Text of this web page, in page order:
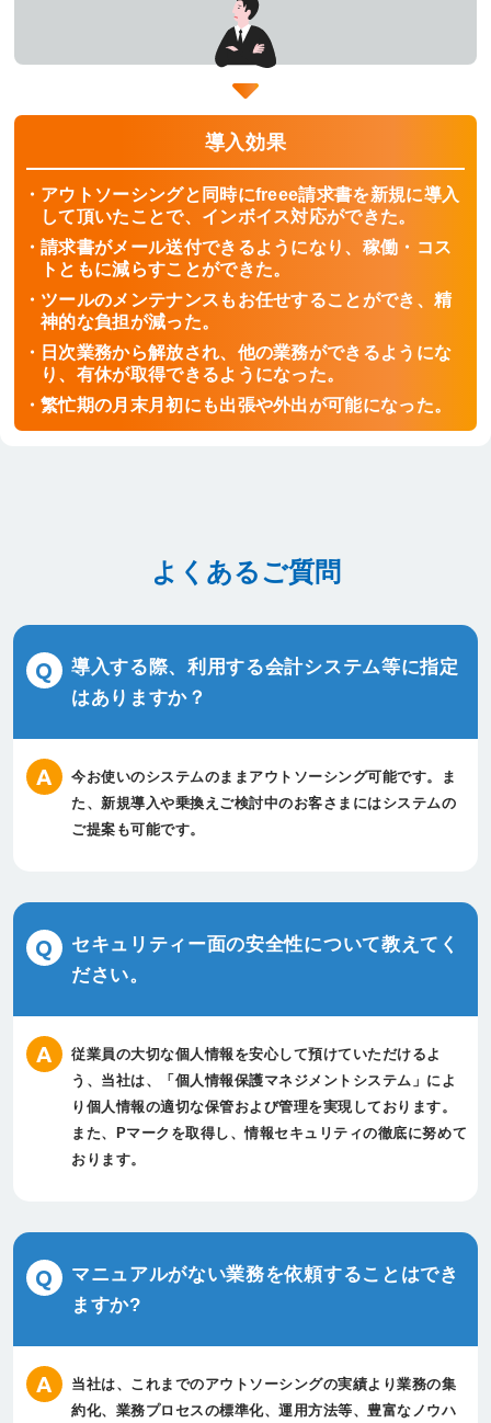
導入効果
アウトソーシングと同時にfreee請求書を新規に導入
して頂いたことで、インボイス対応ができた。
請求書がメール送付できるようになり、稼働・コス
トともに減らすことができた。
ツールのメンテナンスもお任せすることができ、精
神的な負担が減った。
日次業務から解放され、他の業務ができるようにな
り、有休が取得できるようになった。
繁忙期の月末月初にも出張や外出が可能になった。
よくあるご質問
導入する際、利用する会計システム等に指定
はありますか？
今お使いのシステムのままアウトソーシング可能です。
ま
た、新規導入や乗換えご検討中のお客さまにはシステムの
ご提案も可能です。
セキュリティー面の安全性について教えてく
ださい。
従業員の大切な個人情報を安心して預けていただけるよ
う、当社は、「個人情報保護マネジメントシステム」によ
り個人情報の適切な保管および管理を実現しております。
また、Pマークを取得し、情報セキュリティの徹底に努めて
おります。
マニュアルがない業務を依頼することはでき
ますか?
当社は、これまでのアウトソーシングの実績より業務の集
約化、業務プロセスの標準化、運用方法等、豊富なノウハ